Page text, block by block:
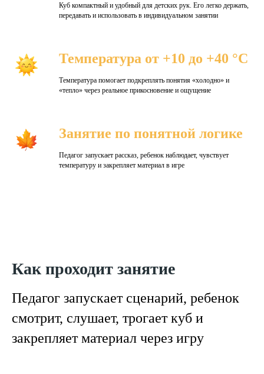
Куб компактный и удобный для детских рук. Его легко держать,
передавать и использовать в индивидуальном занятии
Температура от +10 до +40 °C
Температура помогает подкреплять понятия «холодно» и
«тепло» через реальное прикосновение и ощущение
Занятие по понятной логике
Педагог запускает рассказ, ребенок наблюдает, чувствует
температуру и закрепляет материал в игре
Как проходит занятие
Педагог запускает сценарий, ребенок
смотрит, слушает, трогает куб и
закрепляет материал через игру